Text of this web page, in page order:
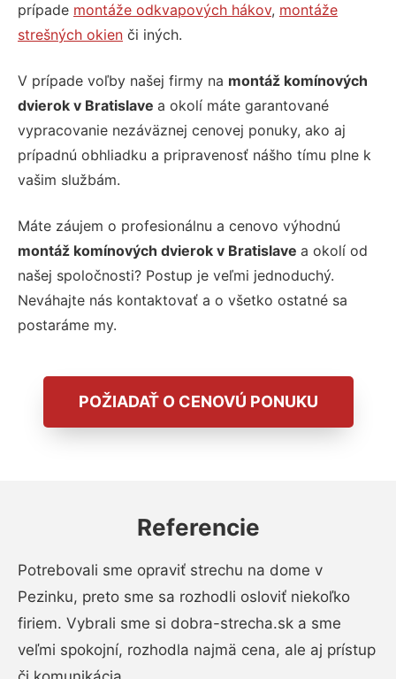
prípade montáže odkvapových hákov, montáže
strešných okien či iných.
V prípade voľby našej firmy na montáž komínových
dvierok v Bratislave a okolí máte garantované
vypracovanie nezáväznej cenovej ponuky, ako aj
prípadnú obhliadku a pripravenosť nášho tímu plne k
vašim službám.
Máte záujem o profesionálnu a cenovo výhodnú
montáž komínových dvierok v Bratislave a okolí od
našej spoločnosti? Postup je veľmi jednoduchý.
Neváhajte nás kontaktovať a o všetko ostatné sa
postaráme my.
POŽIADAŤ O CENOVÚ PONUKU
Referencie
Potrebovali sme opraviť strechu na dome v
Pezinku, preto sme sa rozhodli osloviť niekoľko
firiem. Vybrali sme si dobra-strecha.sk a sme
veľmi spokojní, rozhodla najmä cena, ale aj prístup